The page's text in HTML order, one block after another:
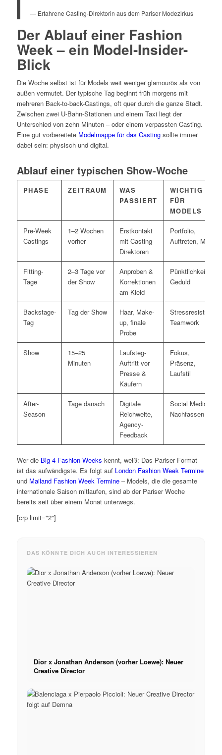
— Erfahrene Casting-Direktorin aus dem Pariser Modezirkus
Der Ablauf einer Fashion
Week – ein Model-Insider-
Blick
Die Woche selbst ist für Models weit weniger glamourös als von
außen vermutet. Der typische Tag beginnt früh morgens mit
mehreren Back-to-back-Castings, oft quer durch die ganze Stadt.
Zwischen zwei U-Bahn-Stationen und einem Taxi liegt der
Unterschied von zehn Minuten – oder einem verpassten Casting.
Eine gut vorbereitete Modelmappe für das Castingsollte immer
dabei sein: physisch und digital.
Ablauf einer typischen Show-Woche
PHASE ZEITRAUM
WAS
PASSIERT
WICHTIG
FÜR
MODELS
Pre-Week
Castings
1–2 Wochen
vorher
Erstkontakt
mit Casting-
Direktoren
Portfolio,
Auftreten, Maße
Fitting-
Tage
2–3 Tage vor
der Show
Anproben &
Korrektionen
am Kleid
Pünktlichkeit,
Geduld
Backstage-
Tag
Tag der Show
Haar, Make-
up, finale
Probe
Stressresistenz,
Teamwork
Show
15–25
Minuten
Laufsteg-
Auftritt vor
Presse &
Käufern
Fokus,
Präsenz,
Laufstil
After-
Season
Tage danach
Digitale
Reichweite,
Agency-
Feedback
Social Media,
Nachfassen
Wer die Big 4 Fashion Weeks kennt, weiß: Das Pariser Format
ist das aufwändigste. Es folgt auf London Fashion Week Termine
und Mailand Fashion Week Termine– Models, die die gesamte
internationale Saison mitlaufen, sind ab der Pariser Woche
bereits seit über einem Monat unterwegs.
[crp limit="2"]
DAS KÖNNTE DICH AUCH INTERESSIEREN
Dior x Jonathan Anderson (vorher Loewe): Neuer
Creative Director